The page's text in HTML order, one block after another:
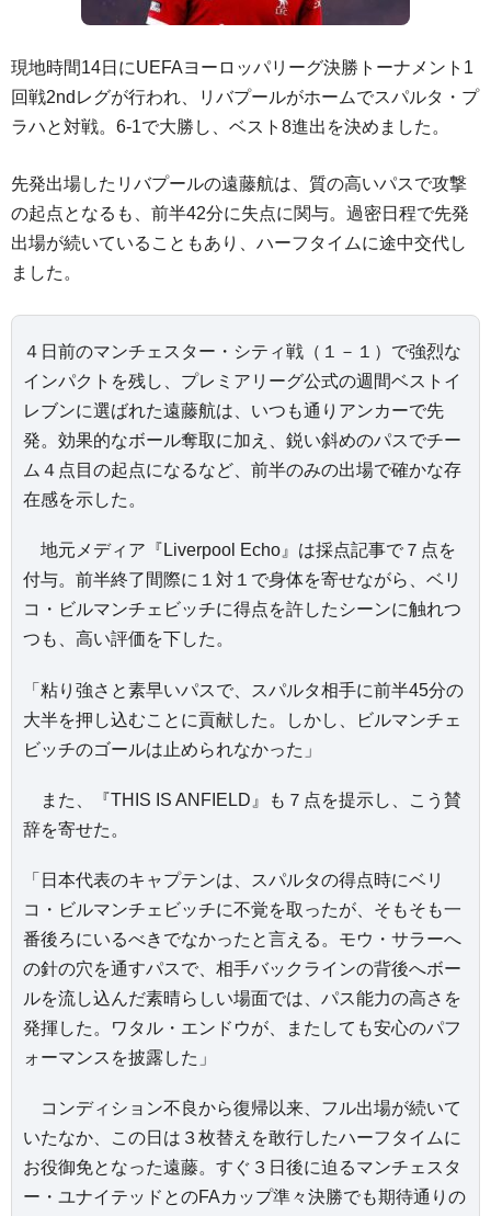
現地時間14日にUEFAヨーロッパリーグ決勝トーナメント1
回戦2ndレグが行われ、リバプールがホームでスパルタ・プ
ラハと対戦。6-1で大勝し、ベスト8進出を決めました。
先発出場したリバプールの遠藤航は、質の高いパスで攻撃
の起点となるも、前半42分に失点に関与。過密日程で先発
出場が続いていることもあり、ハーフタイムに途中交代し
ました。
４日前のマンチェスター・シティ戦（１－１）で強烈な
インパクトを残し、プレミアリーグ公式の週間ベストイ
レブンに選ばれた遠藤航は、いつも通りアンカーで先
発。効果的なボール奪取に加え、鋭い斜めのパスでチー
ム４点目の起点になるなど、前半のみの出場で確かな存
在感を示した。
地元メディア『Liverpool Echo』は採点記事で７点を
付与。前半終了間際に１対１で身体を寄せながら、ベリ
コ・ビルマンチェビッチに得点を許したシーンに触れつ
つも、高い評価を下した。
「粘り強さと素早いパスで、スパルタ相手に前半45分の
大半を押し込むことに貢献した。しかし、ビルマンチェ
ビッチのゴールは止められなかった」
また、『THIS IS ANFIELD』も７点を提示し、こう賛
辞を寄せた。
「日本代表のキャプテンは、スパルタの得点時にベリ
コ・ビルマンチェビッチに不覚を取ったが、そもそも一
番後ろにいるべきでなかったと言える。モウ・サラーへ
の針の穴を通すパスで、相手バックラインの背後へボー
ルを流し込んだ素晴らしい場面では、パス能力の高さを
発揮した。ワタル・エンドウが、またしても安心のパフ
ォーマンスを披露した」
コンディション不良から復帰以来、フル出場が続いて
いたなか、この日は３枚替えを敢行したハーフタイムに
お役御免となった遠藤。すぐ３日後に迫るマンチェスタ
ー・ユナイテッドとのFAカップ準々決勝でも期待通りの